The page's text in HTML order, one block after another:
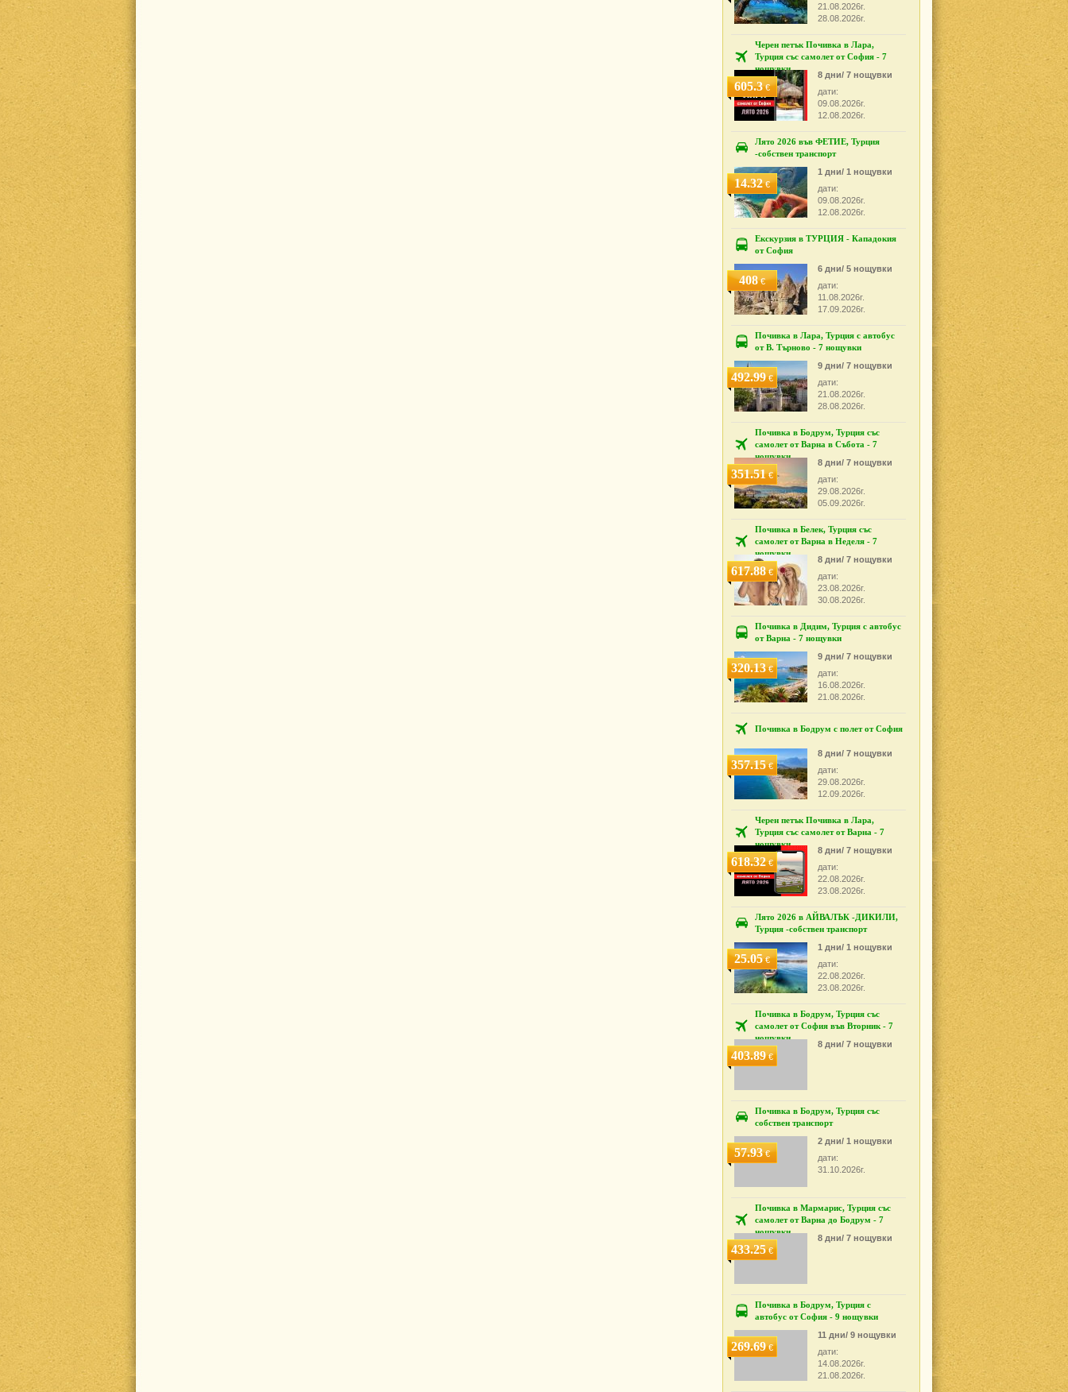
21.08.2026г.
28.08.2026г.
Черен петък Почивка в Лара,
Турция със самолет от София - 7
нощувки
605.3€
8 дни/ 7 нощувки
дати:
09.08.2026г.
12.08.2026г.
Лято 2026 във ФЕТИЕ, Турция
-собствен транспорт
14.32€
1 дни/ 1 нощувки
дати:
09.08.2026г.
12.08.2026г.
Екскурзия в ТУРЦИЯ - Кападокия
от София
408€
6 дни/ 5 нощувки
дати:
11.08.2026г.
17.09.2026г.
Почивка в Лара, Турция с автобус
от В. Търново - 7 нощувки
492.99€
9 дни/ 7 нощувки
дати:
21.08.2026г.
28.08.2026г.
Почивка в Бодрум, Турция със
самолет от Варна в Събота - 7
нощувки
351.51€
8 дни/ 7 нощувки
дати:
29.08.2026г.
05.09.2026г.
Почивка в Белек, Турция със
самолет от Варна в Неделя - 7
нощувки
617.88€
8 дни/ 7 нощувки
дати:
23.08.2026г.
30.08.2026г.
Почивка в Дидим, Турция с автобус
от Варна - 7 нощувки
320.13€
9 дни/ 7 нощувки
дати:
16.08.2026г.
21.08.2026г.
Почивка в Бодрум с полет от София
357.15€
8 дни/ 7 нощувки
дати:
29.08.2026г.
12.09.2026г.
Черен петък Почивка в Лара,
Турция със самолет от Варна - 7
нощувки
618.32€
8 дни/ 7 нощувки
дати:
22.08.2026г.
23.08.2026г.
Лято 2026 в АЙВАЛЪК -ДИКИЛИ,
Турция -собствен транспорт
25.05€
1 дни/ 1 нощувки
дати:
22.08.2026г.
23.08.2026г.
Почивка в Бодрум, Турция със
самолет от София във Вторник - 7
нощувки
403.89€
8 дни/ 7 нощувки
Почивка в Бодрум, Турция със
собствен транспорт
57.93€
2 дни/ 1 нощувки
дати:
31.10.2026г.
Почивка в Мармарис, Турция със
самолет от Варна до Бодрум - 7
нощувки
433.25€
8 дни/ 7 нощувки
Почивка в Бодрум, Турция с
автобус от София - 9 нощувки
269.69€
11 дни/ 9 нощувки
дати:
14.08.2026г.
21.08.2026г.